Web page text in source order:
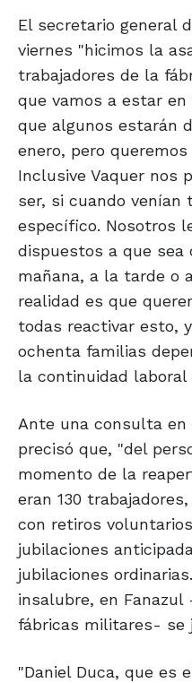
El secretario general
viernes "hicimos la
trabajadores de la
que vamos a estar
que algunos estarán
enero, pero
Inclusive Vaquer nos
ser, si cuando venían
específico. Nosotros
dispuestos a que
mañana, a la tarde o
realidad es que
todas reactivar esto,
ochenta familias
la continuidad laboral
Ante una consulta en
precisó que, "del
momento de la
eran 130
con retiros
jubilaciones
jubilaciones
insalubre, en
fábricas militares- se
"Daniel Duca, que es